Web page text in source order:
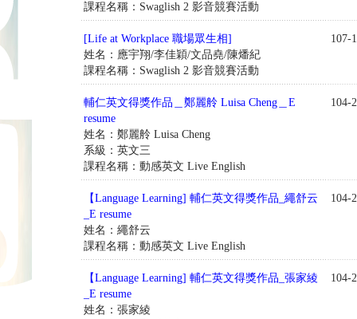
課程名稱：Swaglish 2 影音競賽活動
[Life at Workplace 職場眾生相]
姓名：應宇翔/李佳穎/文品堯/陳燔紀
課程名稱：Swaglish 2 影音競賽活動
107-1
輔仁英文得獎作品＿鄭麗舲 Luisa Cheng＿E
resume
姓名：鄭麗舲 Luisa Cheng
系級：英文三
課程名稱：動感英文 Live English
104-2
【Language Learning] 輔仁英文得獎作品_繩舒云
_E resume
姓名：繩舒云
課程名稱：動感英文 Live English
104-2
【Language Learning] 輔仁英文得獎作品_張家綾
_E resume
姓名：張家綾
104-2